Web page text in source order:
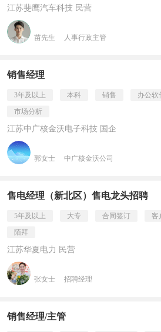
江苏斐鹰汽车科技 民营
苗先生 人事行政主管
销售经理
3年及以上 本科 销售 办公软
市场分析
江苏中广核金沃电子科技 国企
郭女士 中广核金沃公司
售电经理（新北区）售电龙头招聘
5年及以上 大专 合同签订 客
陌拜
江苏华夏电力 民营
张女士 招聘经理
销售经理/主管